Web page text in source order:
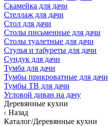
Скамейка для дачи
Стеллаж для дачи
Стол для дачи
Столы письменные для дачи
Столы туалетные для дачи
Стулья и табуреты для дачи
Сундук для дачи
Тумба для дачи
Тумбы прикроватные для дачи
Тумбы ТВ для дачи
Угловой диван на дачу
Деревянные кухни
Назад
Каталог/Деревянные кухни